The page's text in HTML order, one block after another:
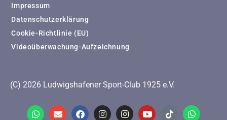
Impressum
Datenschutzerklärung
Cookie-Richtlinie (EU)
Videoüberwachung-Aufzeichnung
(C) 2026 Ludwigshafener Sport-Club 1925 e.V.